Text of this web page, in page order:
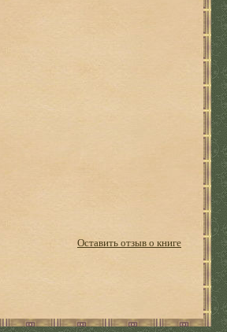
Оставить отзыв о книге